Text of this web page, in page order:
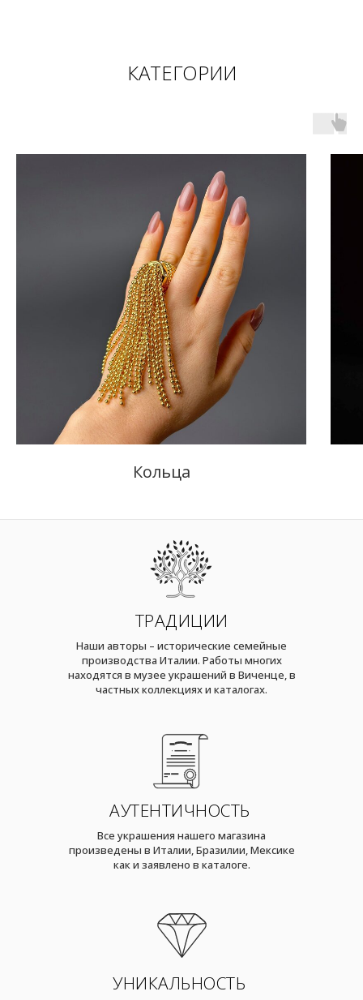
КАТЕГОРИИ
Кольца
ТРАДИЦИИ
Наши авторы – исторические семейные
производства Италии. Работы многих
находятся в музее украшений в Виченце, в
частных коллекциях и каталогах.
АУТЕНТИЧНОСТЬ
Все украшения нашего магазина
произведены в Италии, Бразилии, Мексике
как и заявлено в каталоге.
УНИКАЛЬНОСТЬ